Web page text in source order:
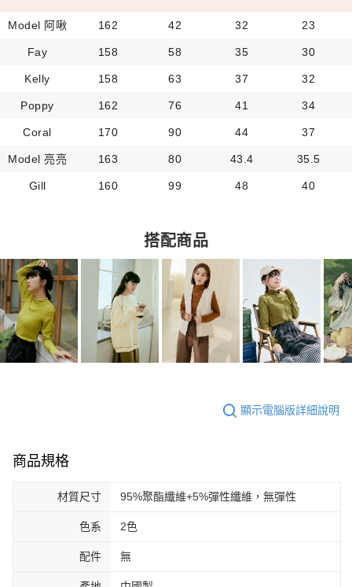
Model 阿啾 162 42 32 23
Fay 158 58 35 30
Kelly 158 63 37 32
Poppy 162 76 41 34
Coral 170 90 44 37
Model 亮亮 163 80 43.4 35.5
Gill 160 99 48 40
搭配商品
顯示電腦版詳細說明
商品規格
材質尺寸 95%聚酯纖維+5%彈性纖維，無彈性
色系 2色
配件 無